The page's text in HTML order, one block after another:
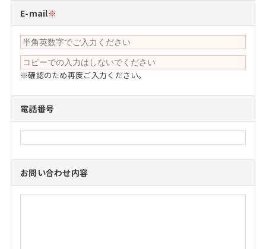
E-mail※
※確認のため再度ご入力ください。
電話番号
お問い合わせ内容